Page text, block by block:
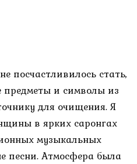
посчастливилось стать,
предметы и символы из
для очищения. Я
в ярких саронгах
музыкальных
песни. Атмосфера была